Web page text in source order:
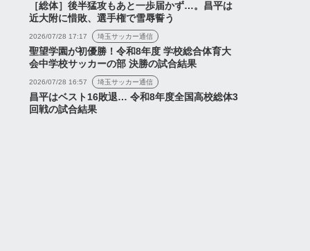
［総体］後半猛攻もあと一歩届かず…。昌平は
近大附に惜敗、選手権で雪辱誓う
2026/07/28 17:17 埼玉サッカー通信
聖望学園が初優勝！令和8年度 学校総合体育大
会中学校サッカーの部 決勝の試合結果
2026/07/28 16:57 埼玉サッカー通信
昌平はベスト16敗退… 令和8年度全国高校総体3
回戦の試合結果